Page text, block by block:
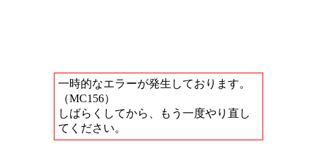
一時的なエラーが発生しております。
（MC156）
しばらくしてから、もう一度やり直し
てください。